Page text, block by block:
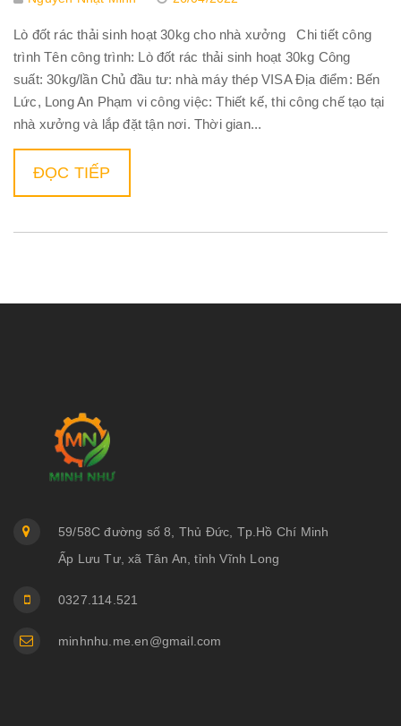
Lò đốt rác thải sinh hoạt 30kg cho nhà xưởng Chi tiết công
trình Tên công trình: Lò đốt rác thải sinh hoạt 30kg Công
suất: 30kg/lần Chủ đầu tư: nhà máy thép VISA Địa điểm: Bến
Lức, Long An Phạm vi công việc: Thiết kế, thi công chế tạo tại
nhà xưởng và lắp đặt tận nơi. Thời gian...
ĐỌC TIẾP
59/58C đường số 8, Thủ Đức, Tp.Hồ Chí Minh
Ấp Lưu Tư, xã Tân An, tỉnh Vĩnh Long
0327.114.521
minhnhu.me.en@gmail.com